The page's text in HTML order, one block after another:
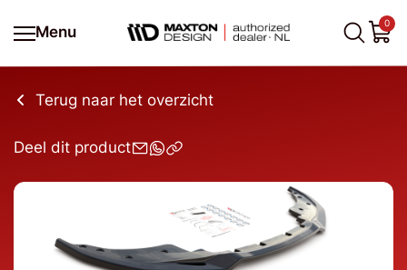
Menu
0
Terug naar het overzicht
Deel dit product